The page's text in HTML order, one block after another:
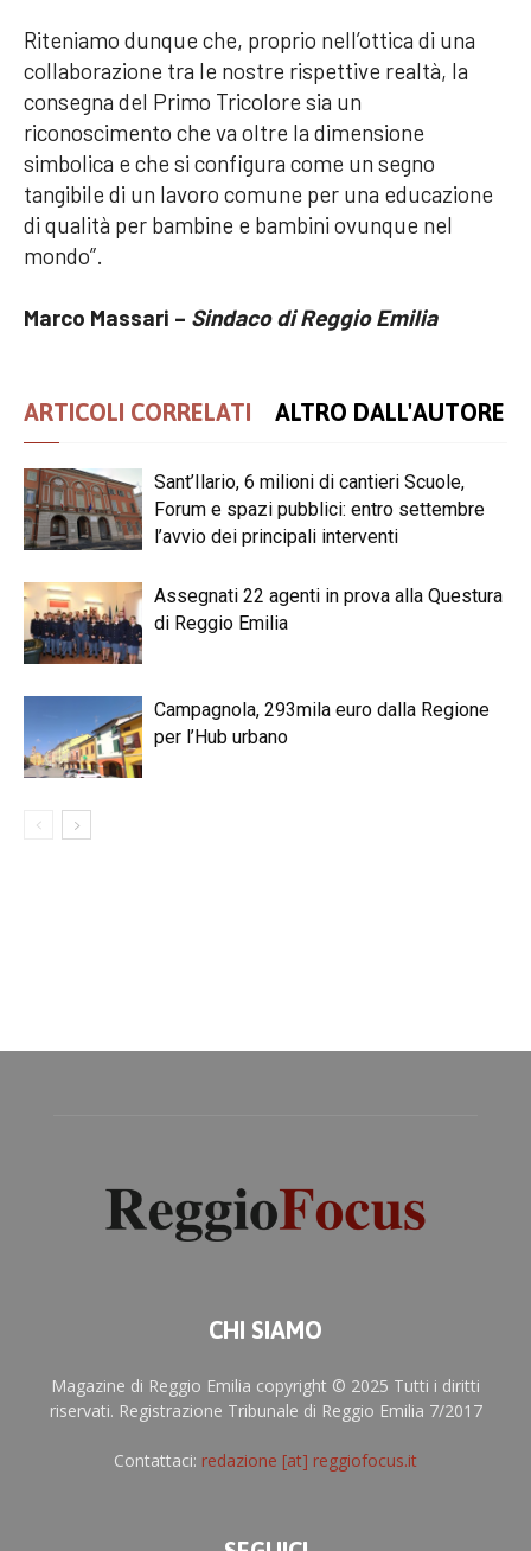
Riteniamo dunque che, proprio nell’ottica di una
collaborazione tra le nostre rispettive realtà, la
consegna del Primo Tricolore sia un
riconoscimento che va oltre la dimensione
simbolica e che si configura come un segno
tangibile di un lavoro comune per una educazione
di qualità per bambine e bambini ovunque nel
mondo”.
Marco Massari – Sindaco di Reggio Emilia
ARTICOLI CORRELATI ALTRO DALL'AUTORE
Sant’Ilario, 6 milioni di cantieri Scuole,
Forum e spazi pubblici: entro settembre
l’avvio dei principali interventi
Assegnati 22 agenti in prova alla Questura
di Reggio Emilia
Campagnola, 293mila euro dalla Regione
per l’Hub urbano
CHI SIAMO
Magazine di Reggio Emilia copyright © 2025 Tutti i diritti
riservati. Registrazione Tribunale di Reggio Emilia 7/2017
Contattaci: redazione [at] reggiofocus.it